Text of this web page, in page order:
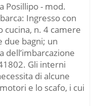
Posillipo - mod.
Ingresso con
cucina, n. 4 camere
due bagni; un
dell’imbarcazione
Gli interni
di alcune
e lo scafo, i cui